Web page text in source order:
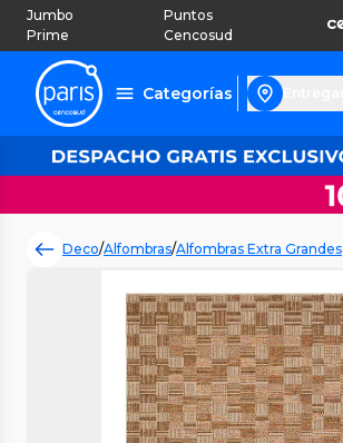
Jumbo
Prime
Puntos
Cencosud
Categorías
Deco/Alfombras/Alfombras Extra Grandes